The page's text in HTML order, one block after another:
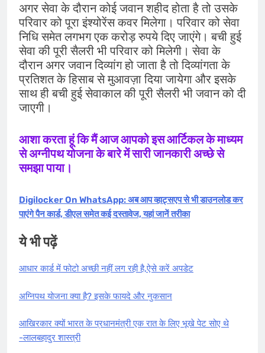
अगर सेवा के दौरान कोई जवान शहीद होता है तो उसके
परिवार को पूरा इंश्योरेंस कवर मिलेगा। परिवार को सेवा
निधि समेत लगभग एक करोड़ रुपये दिए जाएंगे। बची हुई
सेवा की पूरी सैलरी भी परिवार को मिलेगी। सेवा के
दौरान अगर जवान दिव्यांग हो जाता है तो दिव्यांगता के
प्रतिशत के हिसाब से मुआवज़ा दिया जायेगा और इसके
साथ ही बची हुई सेवाकाल की पूरी सैलरी भी जवान को दी
जाएगी।
आशा करता हूं कि मैं आज आपको इस आर्टिकल के माध्यम
से अग्नीपथ योजना के बारे में सारी जानकारी अच्छे से
समझा पाया।
Digilocker On WhatsApp: अब आप व्हाट्सएप से भी डाउनलोड कर
पाएंगे पैन कार्ड, डीएल समेत कई दस्तावेज, यहां जानें तरीका
ये भी पढ़ें
आधार कार्ड में फोटो अच्छी नहीं लग रही है,ऐसे करें अपडेट
अग्निपथ योजना क्या है? इसके फायदे और नुकसान
आखिरकार क्यों भारत के प्रधानमंत्री एक रात के लिए भूखे पेट सोए थे
-लालबहादुर शास्त्री